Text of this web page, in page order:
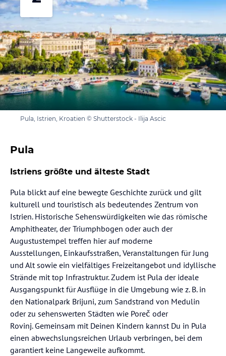
Pula, Istrien, Kroatien © Shutterstock - Ilija Ascic
Pula
Istriens größte und älteste Stadt
Pula blickt auf eine bewegte Geschichte zurück und gilt
kulturell und touristisch als bedeutendes Zentrum von
Istrien. Historische Sehenswürdigkeiten wie das römische
Amphitheater, der Triumphbogen oder auch der
Augustustempel treffen hier auf moderne
Ausstellungen, Einkaufsstraßen, Veranstaltungen für Jung
und Alt sowie ein vielfältiges Freizeitangebot und idyllische
Strände mit top Infrastruktur. Zudem ist Pula der ideale
Ausgangspunkt für Ausflüge in die Umgebung wie z. B. in
den Nationalpark Brijuni, zum Sandstrand von Medulin
oder zu sehenswerten Städten wie Poreč oder
Rovinj. Gemeinsam mit Deinen Kindern kannst Du in Pula
einen abwechslungsreichen Urlaub verbringen, bei dem
garantiert keine Langeweile aufkommt.